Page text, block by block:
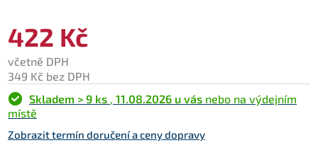
422 Kč
včetně DPH
349 Kč bez DPH
Skladem > 9 ks , 11.08.2026 u vás nebo na výdejním
místě
Zobrazit termín doručení a ceny dopravy